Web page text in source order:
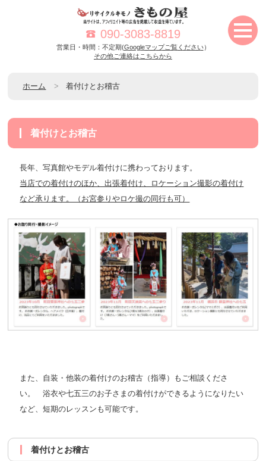
090-3083-8819
営業日・時間：不定期(Googleマップご覧ください）
その他ご連絡はこちらから
ホーム 着付けとお稽古
着付けとお稽古
長年、写真館やモデル着付けに携わっております。
当店での着付けのほか、出張着付け、ロケーション撮影の着付け
など承ります。（お宮参りやロケ撮の同行も可）
また、自装・他装の着付けのお稽古（指導）もご相談くださ
い。 浴衣や七五三のお子さまの着付けができるようになりたい
など、短期のレッスンも可能です。
着付けとお稽古